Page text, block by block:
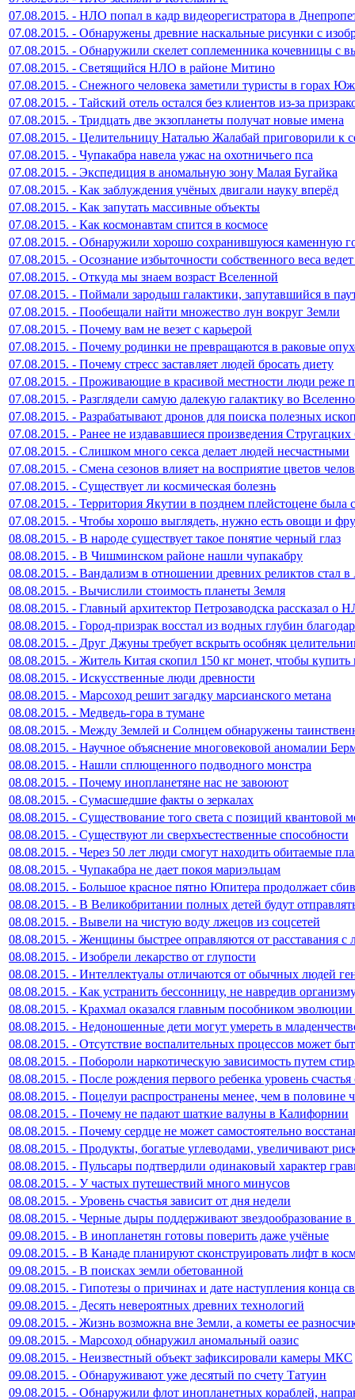
07.08.2015. - НЛО попал в кадр видеорегистратора в
07.08.2015. - Обнаружены древние наскальные рисунки с
07.08.2015. - Обнаружили скелет соплеменника кочевницы с
07.08.2015. - Светящийся НЛО в районе Митино
07.08.2015. - Снежного человека заметили туристы в горах
07.08.2015. - Тайский отель остался без клиентов из-за
07.08.2015. - Тридцать две экзопланеты получат новые имена
07.08.2015. - Целительницу Наталью Жалабай приговорили к
07.08.2015. - Чупакабра навела ужас на охотничьего пса
07.08.2015. - Экспедиция в аномальную зону Малая Бугайка
07.08.2015. - Как заблуждения учёных двигали науку вперёд
07.08.2015. - Как запутать массивные объекты
07.08.2015. - Как космонавтам спится в космосе
07.08.2015. - Обнаружили хорошо сохранившуюся каменную
07.08.2015. - Осознание избыточности собственного веса
07.08.2015. - Откуда мы знаем возраст Вселенной
07.08.2015. - Поймали зародыш галактики, запутавшийся в
07.08.2015. - Пообещали найти множество лун вокруг Земли
07.08.2015. - Почему вам не везет с карьерой
07.08.2015. - Почему родинки не превращаются в раковые
07.08.2015. - Почему стресс заставляет людей бросать диету
07.08.2015. - Проживающие в красивой местности люди реже
07.08.2015. - Разглядели самую далекую галактику во
07.08.2015. - Разрабатывают дронов для поиска полезных
07.08.2015. - Ранее не издававшиеся произведения
07.08.2015. - Слишком много секса делает людей несчастными
07.08.2015. - Смена сезонов влияет на восприятие цветов
07.08.2015. - Существует ли космическая болезнь
07.08.2015. - Территория Якутии в позднем плейстоцене была
07.08.2015. - Чтобы хорошо выглядеть, нужно есть овощи и
08.08.2015. - В народе существует такое понятие черный глаз
08.08.2015. - В Чишминском районе нашли чупакабру
08.08.2015. - Вандализм в отношении древних реликтов стал
08.08.2015. - Вычислили стоимость планеты Земля
08.08.2015. - Главный архитектор Петрозаводска рассказал о
08.08.2015. - Город-призрак восстал из водных глубин
08.08.2015. - Друг Джуны требует вскрыть особняк
08.08.2015. - Житель Китая скопил 150 кг монет, чтобы
08.08.2015. - Искусственные люди древности
08.08.2015. - Марсоход решит загадку марсианского метана
08.08.2015. - Медведь-гора в тумане
08.08.2015. - Между Землей и Солнцем обнаружены
08.08.2015. - Научное объяснение многовековой аномалии
08.08.2015. - Нашли сплющенного подводного монстра
08.08.2015. - Почему инопланетяне нас не завоюют
08.08.2015. - Сумасшедшие факты о зеркалах
08.08.2015. - Существование того света с позиций квантовой
08.08.2015. - Существуют ли сверхъестественные способности
08.08.2015. - Через 50 лет люди смогут находить обитаемые
08.08.2015. - Чупакабра не дает покоя мариэльцам
08.08.2015. - Большое красное пятно Юпитера продолжает
08.08.2015. - В Великобритании полных детей будут
08.08.2015. - Вывели на чистую воду лжецов из соцсетей
08.08.2015. - Женщины быстрее оправляются от расставания
08.08.2015. - Изобрели лекарство от глупости
08.08.2015. - Интеллектуалы отличаются от обычных людей
08.08.2015. - Как устранить бессонницу, не навредив
08.08.2015. - Крахмал оказался главным пособником эволюции
08.08.2015. - Недоношенные дети могут умереть в
08.08.2015. - Отсутствие воспалительных процессов может
08.08.2015. - Побороли наркотическую зависимость путем
08.08.2015. - После рождения первого ребенка уровень
08.08.2015. - Поцелуи распространены менее, чем в половине
08.08.2015. - Почему не падают шаткие валуны в Калифорнии
08.08.2015. - Почему сердце не может самостоятельно
08.08.2015. - Продукты, богатые углеводами, увеличивают
08.08.2015. - Пульсары подтвердили одинаковый характер
08.08.2015. - У частых путешествий много минусов
08.08.2015. - Уровень счастья зависит от дня недели
08.08.2015. - Черные дыры поддерживают звездообразование в
09.08.2015. - В инопланетян готовы поверить даже учёные
09.08.2015. - В Канаде планируют сконструировать лифт в
09.08.2015. - В поисках земли обетованной
09.08.2015. - Гипотезы о причинах и дате наступления конца
09.08.2015. - Десять невероятных древних технологий
09.08.2015. - Жизнь возможна вне Земли, а кометы ее
09.08.2015. - Марсоход обнаружил аномальный оазис
09.08.2015. - Неизвестный объект зафиксировали камеры МКС
09.08.2015. - Обнаруживают уже десятый по счету Татуин
09.08.2015. - Обнаружили флот инопланетных кораблей,